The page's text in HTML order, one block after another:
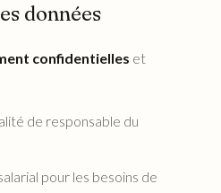
données
confidentielles et
de responsable du
pour les besoins de